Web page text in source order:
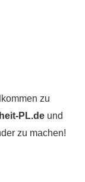
zu
PL.de und
zu machen!